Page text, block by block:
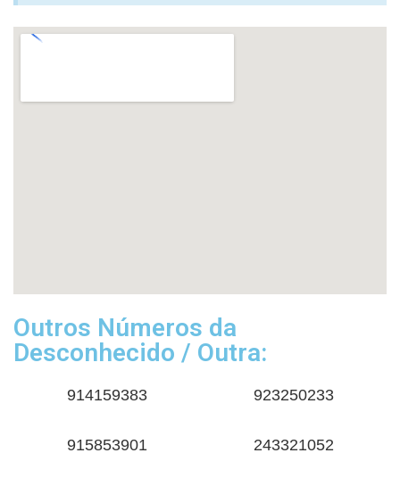
Outros Números da
Desconhecido / Outra:
914159383 923250233
915853901 243321052